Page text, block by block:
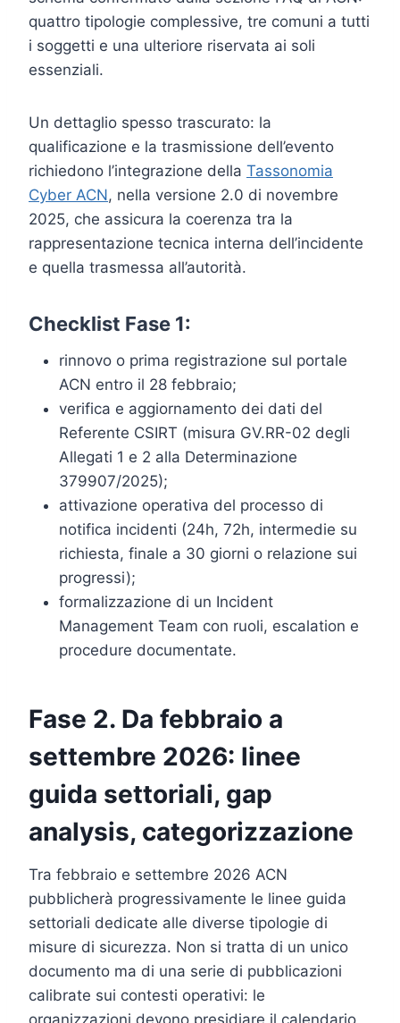
quattro tipologie complessive, tre comuni a tutti
i soggetti e una ulteriore riservata ai soli
essenziali.
Un dettaglio spesso trascurato: la
qualificazione e la trasmissione dell’evento
richiedono l’integrazione della Tassonomia
Cyber ACN, nella versione 2.0 di novembre
2025, che assicura la coerenza tra la
rappresentazione tecnica interna dell’incidente
e quella trasmessa all’autorità.
Checklist Fase 1:
rinnovo o prima registrazione sul portale
ACN entro il 28 febbraio;
verifica e aggiornamento dei dati del
Referente CSIRT (misura GV.RR-02 degli
Allegati 1 e 2 alla Determinazione
379907/2025);
attivazione operativa del processo di
notifica incidenti (24h, 72h, intermedie su
richiesta, finale a 30 giorni o relazione sui
progressi);
formalizzazione di un Incident
Management Team con ruoli, escalation e
procedure documentate.
Fase 2. Da febbraio a
settembre 2026: linee
guida settoriali, gap
analysis, categorizzazione
Tra febbraio e settembre 2026 ACN
pubblicherà progressivamente le linee guida
settoriali dedicate alle diverse tipologie di
misure di sicurezza. Non si tratta di un unico
documento ma di una serie di pubblicazioni
calibrate sui contesti operativi: le
organizzazioni devono presidiare il calendario